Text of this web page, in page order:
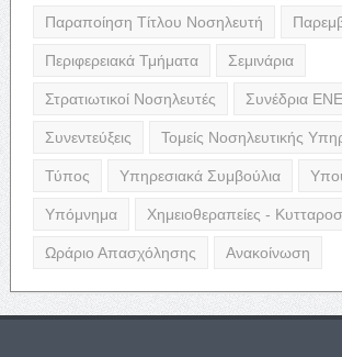
Παραποίηση Τίτλου Νοσηλευτή
Περιφερειακά Τμήματα Σεμινάρια
Στρατιωτικοί Νοσηλευτές Συνέδρια ΕΝΕ
Συνεντεύξεις Τομείς Νοσηλευτικής
Τύπος Υπηρεσιακά Συμβούλια
Υπόμνημα Χημειοθεραπείες -
Ωράριο Απασχόλησης Ανακοίνωση